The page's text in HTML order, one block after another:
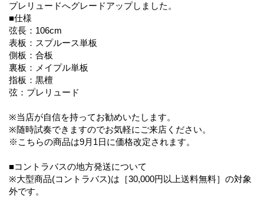
プレリュードへグレードアップしました。
■仕様
弦長：106cm
表板：スプルース単板
側板：合板
裏板：メイプル単板
指板：黒檀
弦：プレリュード
※当店が自信を持ってお勧めいたします。
※随時試奏できますのでお気軽にご来店ください。
※こちらの商品は9月1日に価格改定されます。
■コントラバスの地方発送について
※大型商品(コントラバス)は［30,000円以上送料無料］の対象
外です。